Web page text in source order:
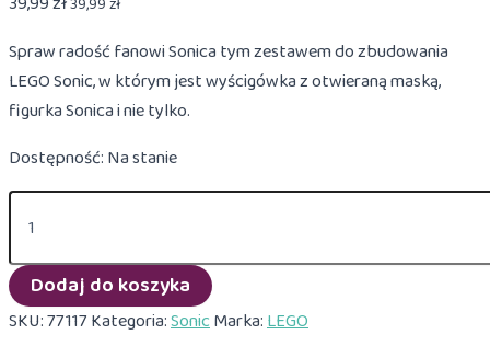
Spraw radość fanowi Sonica tym zestawem do zbudowania
LEGO Sonic, w którym jest wyścigówka z otwieraną maską,
figurka Sonica i nie tylko.
Dostępność:Na stanie
ilość
LEGO
77117
Sonic:
Speedster
Lightning
Dodaj do koszyka
SKU:77117Kategoria:SonicMarka:LEGO